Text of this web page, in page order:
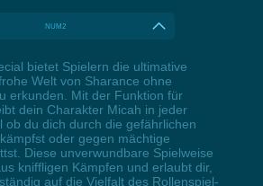
NUM2
bietet Spielern die ultimative
Welt von Sharance ohne
erkunden. Mit der Funktion für
dein Charakter Micah in jeder
ob du dich durch die gefährlichen
oder gegen mächtige
Diese unverwundbare Spielweise
kniffligen Kämpfen und erlaubt dir,
auf die Vielfalt des Rollenspiel-